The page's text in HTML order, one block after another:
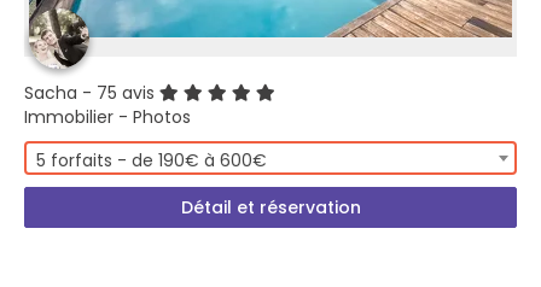
Sacha - 75 avis
Immobilier - Photos
5 forfaits - de 190€ à 600€
Détail et réservation